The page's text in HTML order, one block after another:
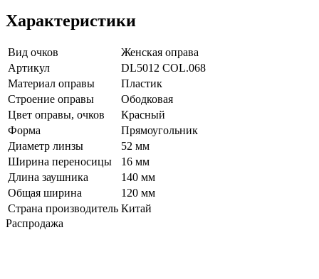
Характеристики
Вид очков
Женская оправа
Артикул
DL5012 COL.068
Материал оправы
Пластик
Строение оправы
Ободковая
Цвет оправы, очков
Красный
Форма
Прямоугольник
Диаметр линзы
52 мм
Ширина переносицы
16 мм
Длина заушника
140 мм
Общая ширина
120 мм
Страна производитель Китай
Распродажа